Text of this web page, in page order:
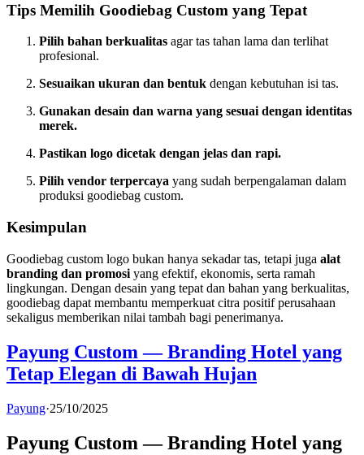
Tips Memilih Goodiebag Custom yang Tepat
Pilih bahan berkualitas agar tas tahan lama dan terlihat
profesional.
Sesuaikan ukuran dan bentuk dengan kebutuhan isi tas.
Gunakan desain dan warna yang sesuai dengan identitas
merek.
Pastikan logo dicetak dengan jelas dan rapi.
Pilih vendor terpercaya yang sudah berpengalaman dalam
produksi goodiebag custom.
Kesimpulan
Goodiebag custom logo bukan hanya sekadar tas, tetapi juga alat
branding dan promosi yang efektif, ekonomis, serta ramah
lingkungan. Dengan desain yang tepat dan bahan yang berkualitas,
goodiebag dapat membantu memperkuat citra positif perusahaan
sekaligus memberikan nilai tambah bagi penerimanya.
Payung Custom — Branding Hotel yang
Tetap Elegan di Bawah Hujan
Payung·25/10/2025
Payung Custom — Branding Hotel yang